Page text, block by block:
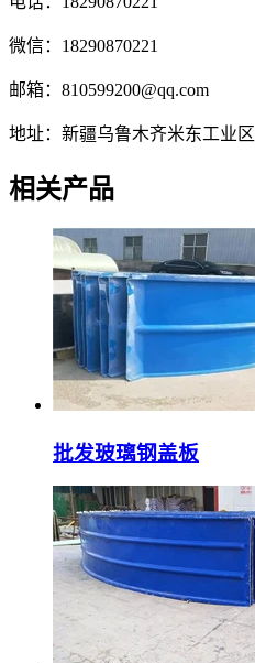
微信：18290870221
邮箱：810599200@qq.com
地址：新疆乌鲁木齐米东工业区
相关产品
批发玻璃钢盖板